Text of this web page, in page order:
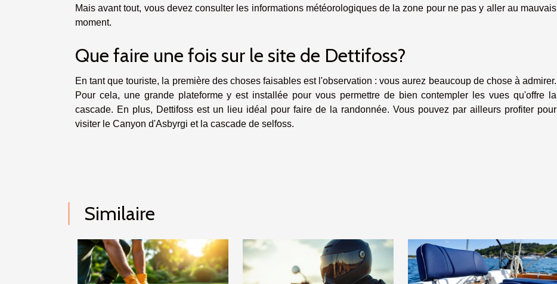
Mais avant tout, vous devez consulter les informations météorologiques de la zone pour ne pas y aller au mauvais
moment.
Que faire une fois sur le site de Dettifoss?
En tant que touriste, la première des choses faisables est l'observation : vous aurez beaucoup de chose à admirer.
Pour cela, une grande plateforme y est installée pour vous permettre de bien contempler les vues qu'offre la
cascade. En plus, Dettifoss est un lieu idéal pour faire de la randonnée. Vous pouvez par ailleurs profiter pour
visiter le Canyon d'Asbyrgi et la cascade de selfoss.
Similaire